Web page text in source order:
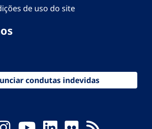
de uso do site
condutas indevidas